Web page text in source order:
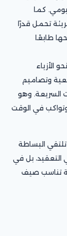
كما
تحمل قدرًا
طابعًا
وتعكس «Zenith» توجه Adolfo Domínguez نحو الأزياء
وتصاميم
السريعة. وهو
وتواكب في الوقت
البساطة
التعقيد، بل في
تناسب صيف